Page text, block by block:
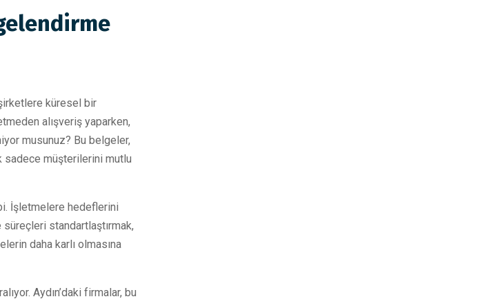
küresel bir
alışveriş yaparken,
musunuz? Bu belgeler,
sadece müşterilerini mutlu
İşletmelere hedeflerini
standartlaştırmak,
daha karlı olmasına
Aydın’daki firmalar, bu